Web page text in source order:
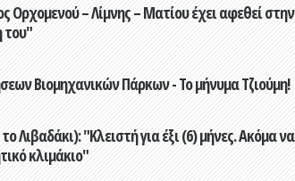
– Λίμνης – Ματίου έχει αφεθεί στην
του"
Βιομηχανικών Πάρκων - Το μήνυμα Τζιούμη!
Λιβαδάκι): "Κλειστή για έξι (6) μήνες. Ακόμα να
κλιμάκιο"